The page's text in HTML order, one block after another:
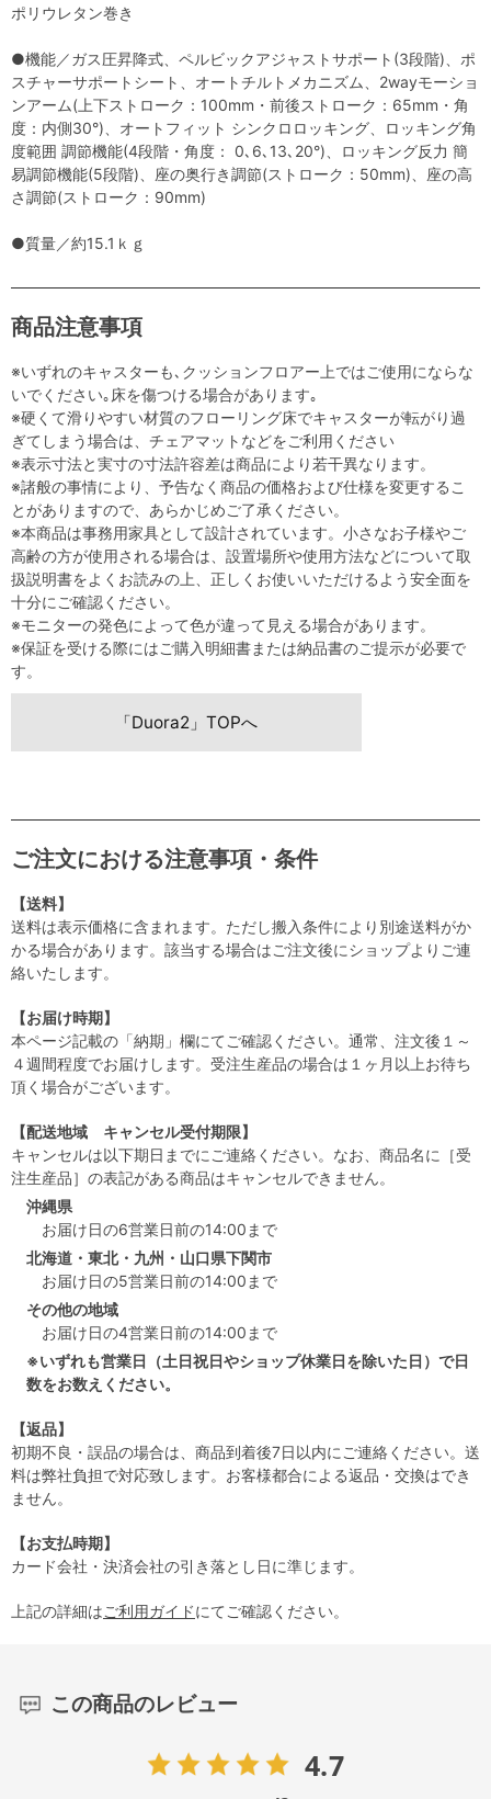
ポリウレタン巻き
●機能／ガス圧昇降式、ペルビックアジャストサポート(3段階)、ポ
スチャーサポートシート、オートチルトメカニズム、2wayモーショ
ンアーム(上下ストローク：100mm・前後ストローク：65mm・角
度：内側30°)、オートフィット シンクロロッキング、ロッキング角
度範囲 調節機能(4段階・角度： 0､6､13､20°)、ロッキング反力 簡
易調節機能(5段階)、座の奥行き調節(ストローク：50mm)、座の高
さ調節(ストローク：90mm)
●質量／約15.1ｋｇ
商品注意事項
※いずれのキャスターも､クッションフロアー上ではご使用にならな
いでください｡床を傷つける場合があります｡
※硬くて滑りやすい材質のフローリング床でキャスターが転がり過
ぎてしまう場合は、チェアマットなどをご利用ください
※表示寸法と実寸の寸法許容差は商品により若干異なります。
※諸般の事情により、予告なく商品の価格および仕様を変更するこ
とがありますので、あらかじめご了承ください。
※本商品は事務用家具として設計されています。小さなお子様やご
高齢の方が使用される場合は、設置場所や使用方法などについて取
扱説明書をよくお読みの上、正しくお使いいただけるよう安全面を
十分にご確認ください。
※モニターの発色によって色が違って見える場合があります。
※保証を受ける際にはご購入明細書または納品書のご提示が必要で
す。
「Duora2」TOPへ
ご注文における注意事項・条件
【送料】
送料は表示価格に含まれます。ただし搬入条件により別途送料がか
かる場合があります。該当する場合はご注文後にショップよりご連
絡いたします。
【お届け時期】
本ページ記載の「納期」欄にてご確認ください。通常、注文後１～
４週間程度でお届けします。受注生産品の場合は１ヶ月以上お待ち
頂く場合がございます。
【配送地域 キャンセル受付期限】
キャンセルは以下期日までにご連絡ください。なお、商品名に［受
注生産品］の表記がある商品はキャンセルできません。
沖縄県
お届け日の6営業日前の14:00まで
北海道・東北・九州・山口県下関市
お届け日の5営業日前の14:00まで
その他の地域
お届け日の4営業日前の14:00まで
※いずれも営業日（土日祝日やショップ休業日を除いた日）で日
数をお数えください。
【返品】
初期不良・誤品の場合は、商品到着後7日以内にご連絡ください。送
料は弊社負担で対応致します。お客様都合による返品・交換はでき
ません。
【お支払時期】
カード会社・決済会社の引き落とし日に準じます。
上記の詳細はご利用ガイドにてご確認ください。
この商品のレビュー
4.7